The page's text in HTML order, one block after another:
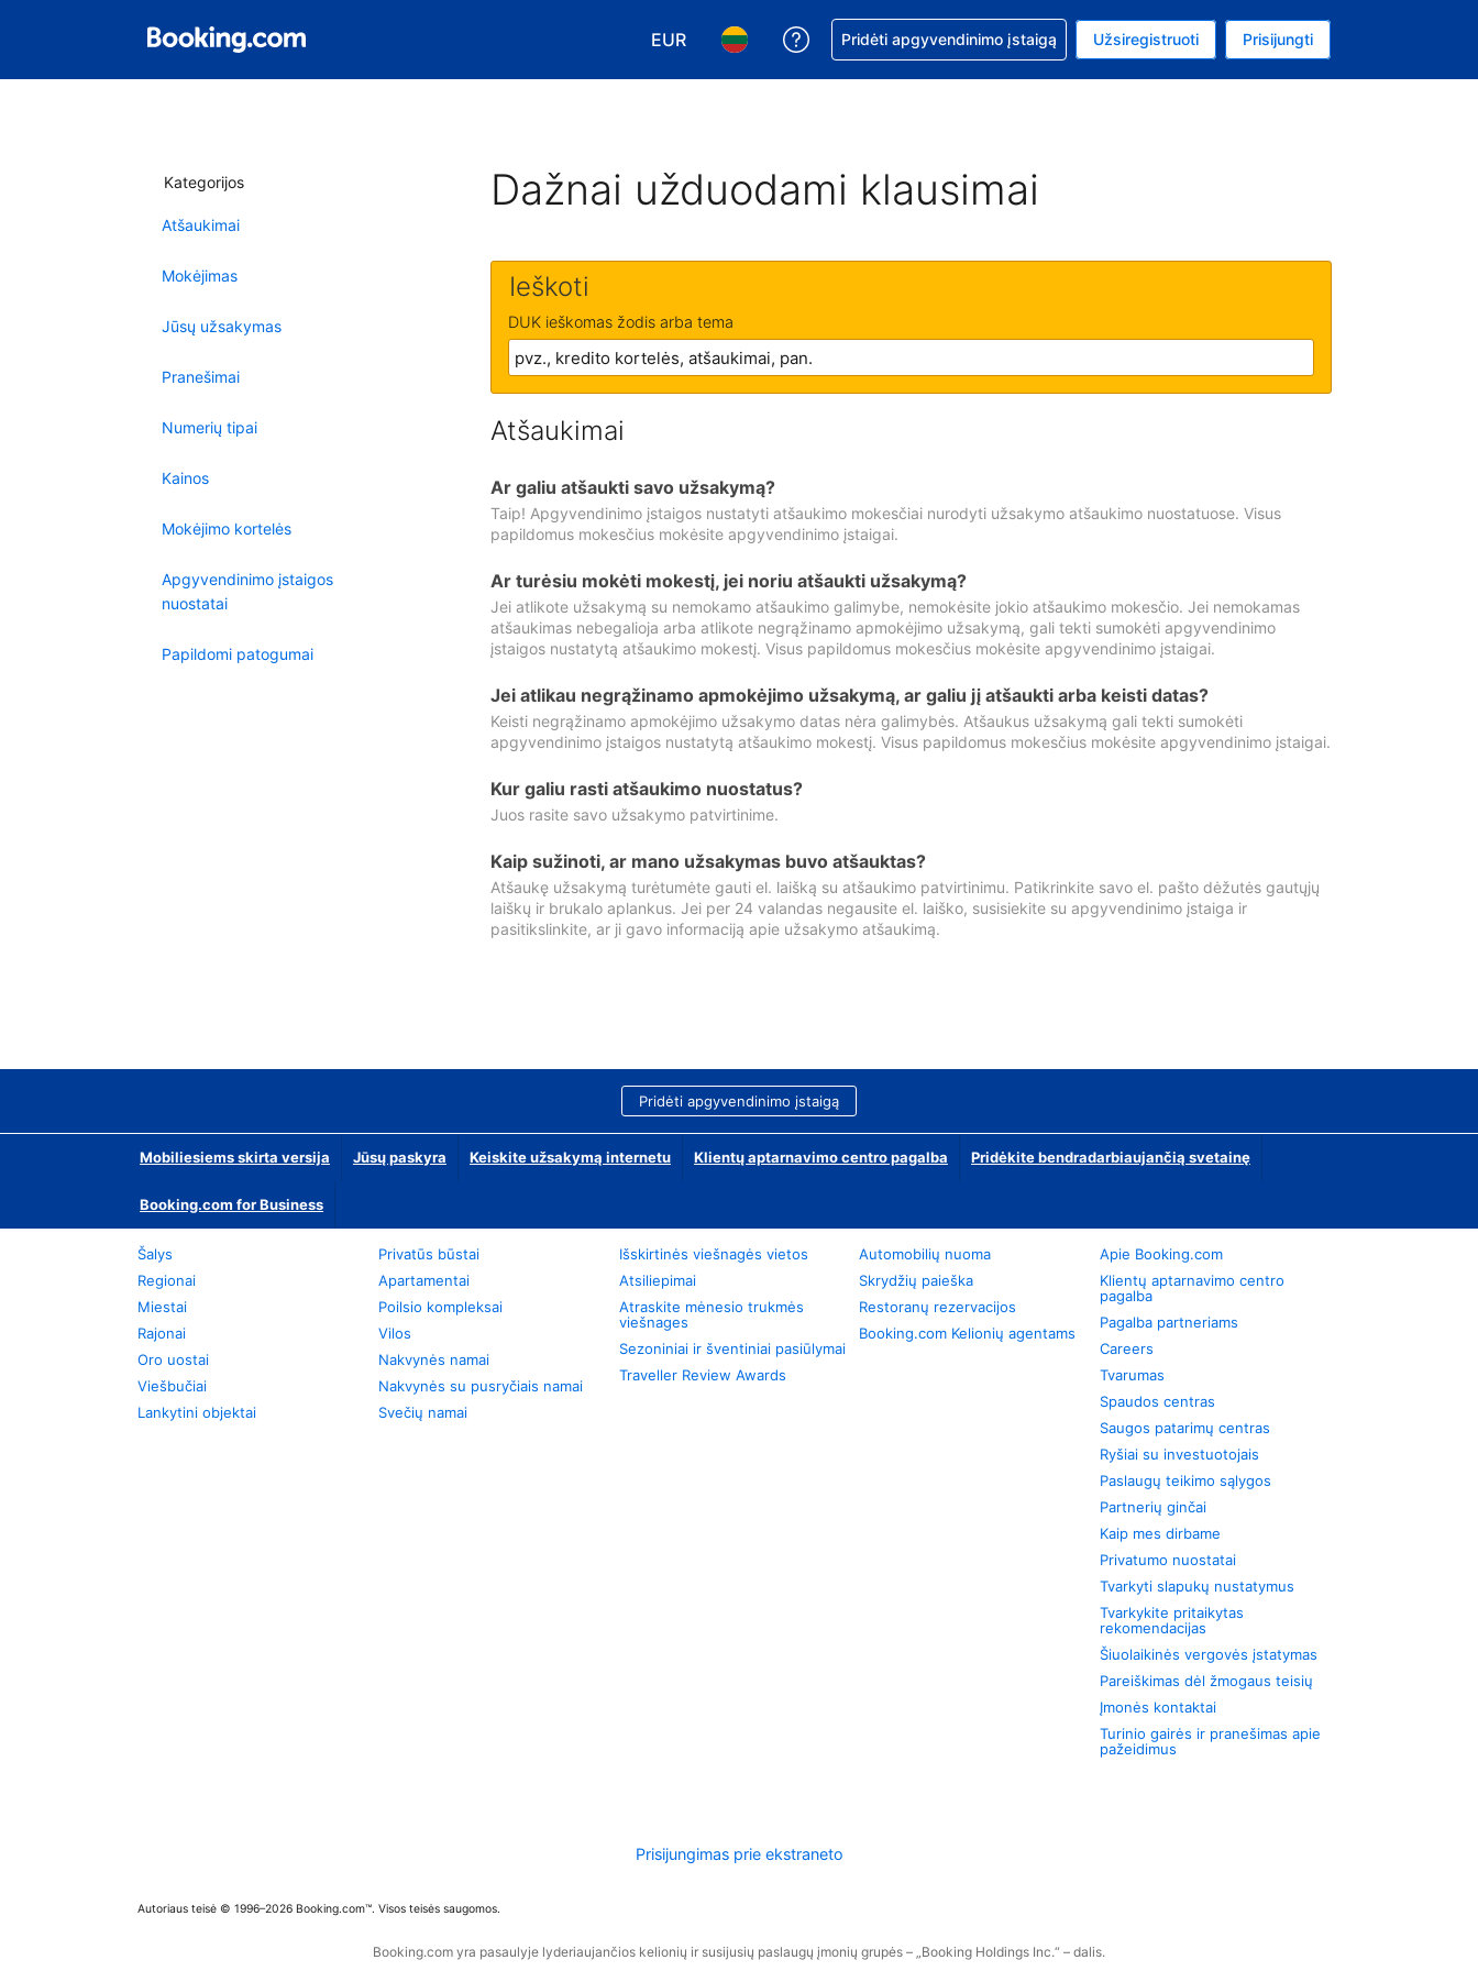
EUR
Pasirinkite valiutą. Jūsų pasirinkta valiuta: Euras
Pasirinkite kalbą. Jūsų pasirinkta kalba: Lietuvių
Pagalba dėl užsakymo
Pridėti apgyvendinimo įstaigą Užsiregistruoti Prisijungti
Kategorijos
Atšaukimai
Mokėjimas
Jūsų užsakymas
Pranešimai
Numerių tipai
Kainos
Mokėjimo kortelės
Apgyvendinimo įstaigos
nuostatai
Papildomi patogumai
Dažnai užduodami klausimai
Ieškoti
DUK ieškomas žodis arba tema
Atšaukimai
Ar galiu atšaukti savo užsakymą?
Taip! Apgyvendinimo įstaigos nustatyti atšaukimo mokesčiai nurodyti užsakymo atšaukimo nuostatuose. Visus
papildomus mokesčius mokėsite apgyvendinimo įstaigai.
Ar turėsiu mokėti mokestį, jei noriu atšaukti užsakymą?
Jei atlikote užsakymą su nemokamo atšaukimo galimybe, nemokėsite jokio atšaukimo mokesčio. Jei nemokamas
atšaukimas nebegalioja arba atlikote negrąžinamo apmokėjimo užsakymą, gali tekti sumokėti apgyvendinimo
įstaigos nustatytą atšaukimo mokestį. Visus papildomus mokesčius mokėsite apgyvendinimo įstaigai.
Jei atlikau negrąžinamo apmokėjimo užsakymą, ar galiu jį atšaukti arba keisti datas?
Keisti negrąžinamo apmokėjimo užsakymo datas nėra galimybės. Atšaukus užsakymą gali tekti sumokėti
apgyvendinimo įstaigos nustatytą atšaukimo mokestį. Visus papildomus mokesčius mokėsite apgyvendinimo įstaigai.
Kur galiu rasti atšaukimo nuostatus?
Juos rasite savo užsakymo patvirtinime.
Kaip sužinoti, ar mano užsakymas buvo atšauktas?
Atšaukę užsakymą turėtumėte gauti el. laišką su atšaukimo patvirtinimu. Patikrinkite savo el. pašto dėžutės gautųjų
laiškų ir brukalo aplankus. Jei per 24 valandas negausite el. laiško, susisiekite su apgyvendinimo įstaiga ir
pasitikslinkite, ar ji gavo informaciją apie užsakymo atšaukimą.
Pridėti apgyvendinimo įstaigą
Mobiliesiems skirta versija Jūsų paskyra Keiskite užsakymą internetu Klientų aptarnavimo centro pagalba Pridėkite bendradarbiaujančią svetainę
Booking.com for Business
Šalys
Regionai
Miestai
Rajonai
Oro uostai
Viešbučiai
Lankytini objektai
Privatūs būstai
Apartamentai
Poilsio kompleksai
Vilos
Nakvynės namai
Nakvynės su pusryčiais namai
Svečių namai
Išskirtinės viešnagės vietos
Atsiliepimai
Atraskite mėnesio trukmės
viešnages
Sezoniniai ir šventiniai pasiūlymai
Traveller Review Awards
Automobilių nuoma
Skrydžių paieška
Restoranų rezervacijos
Booking.com Kelionių agentams
Apie Booking.com
Klientų aptarnavimo centro
pagalba
Pagalba partneriams
Careers
Tvarumas
Spaudos centras
Saugos patarimų centras
Ryšiai su investuotojais
Paslaugų teikimo sąlygos
Partnerių ginčai
Kaip mes dirbame
Privatumo nuostatai
Tvarkyti slapukų nustatymus
Tvarkykite pritaikytas
rekomendacijas
Šiuolaikinės vergovės įstatymas
Pareiškimas dėl žmogaus teisių
Įmonės kontaktai
Turinio gairės ir pranešimas apie
pažeidimus
Prisijungimas prie ekstraneto
Autoriaus teisė © 1996–2026 Booking.com™. Visos teisės saugomos.
Booking.com yra pasaulyje lyderiaujančios kelionių ir susijusių paslaugų įmonių grupės – „Booking Holdings Inc.“ – dalis.